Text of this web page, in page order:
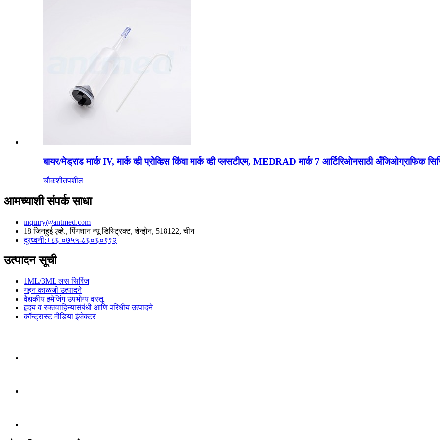
बायर/मेड्राड मार्क IV, मार्क व्ही प्रोव्हिस किंवा मार्क व्ही प्लसटीएम, MEDRAD मार्क 7 आर्टिरिओनसाठी अँजिओग्राफिक
चौकशीतपशील
आमच्याशी संपर्क साधा
inquiry@antmed.com
18 जिनहुई एव्हे., पिंगशान न्यू डिस्ट्रिक्ट, शेन्झेन, 518122, चीन
दूरध्वनी:+८६ ०७५५-८६०६०९९२
उत्पादन सूची
1ML/3ML लस सिरिंज
गहन काळजी उत्पादने
वैद्यकीय इमेजिंग उपभोग्य वस्तू
हृदय व रक्तवाहिन्यासंबंधी आणि परिधीय उत्पादने
कॉन्ट्रास्ट मीडिया इंजेक्टर